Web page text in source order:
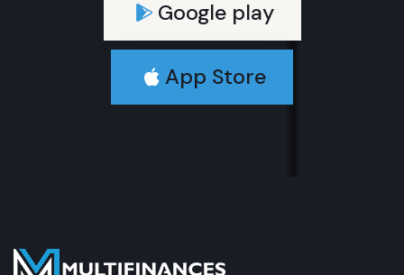
Google play
App Store